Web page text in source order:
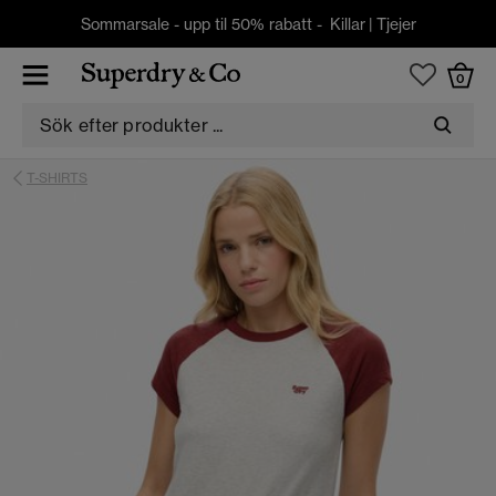
Sommarsale - upp til 50% rabatt - Killar| Tjejer
0
T-SHIRTS